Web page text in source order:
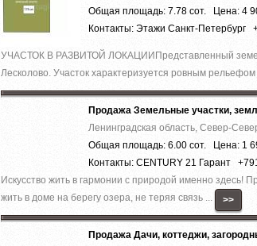
Общая площадь: 7.78 сот. Цена: 4
Контакты: Этажи Санкт-Петербург
УЧАСТОК В РАЗВИТОЙ ЛОКАЦИИПредставленный
Лесколово. Участок характеризуется ровным рельефом
Продажа Земельные участки,
Ленинградская область, Север-
Общая площадь: 6.00 сот. Цена: 1
Контакты: CENTURY 21 Гарант
Искусство жить в гармонии с природой именно здесь!
жить в доме на берегу озера, не теряя связь ...
>>
Продажа Дачи, коттеджи,